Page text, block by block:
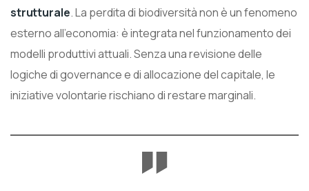
strutturale. La perdita di biodiversità non è un fenomeno
esterno all’economia: è integrata nel funzionamento dei
modelli produttivi attuali. Senza una revisione delle
logiche di governance e di allocazione del capitale, le
iniziative volontarie rischiano di restare marginali.